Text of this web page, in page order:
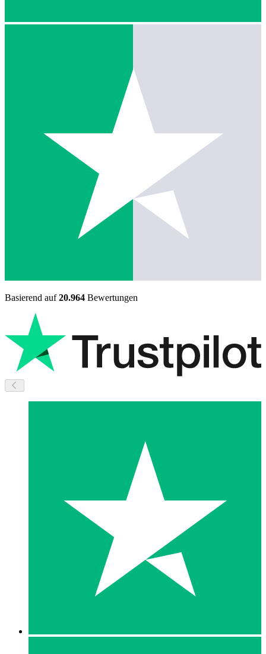
Basierend auf20.964 Bewertungen